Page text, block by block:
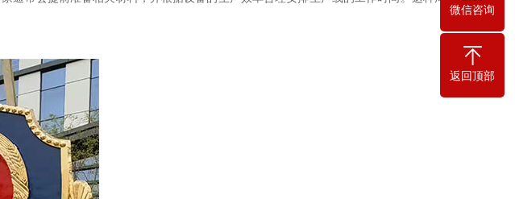
微信咨询
返回顶部